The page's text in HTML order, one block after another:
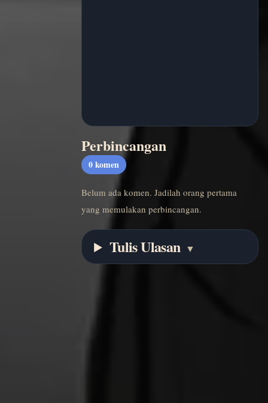
Perbincangan
0 komen
Belum ada komen. Jadilah orang pertama
yang memulakan perbincangan.
Tulis Ulasan ▼